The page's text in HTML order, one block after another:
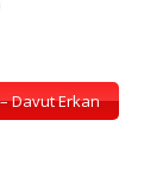
Davut Erkan